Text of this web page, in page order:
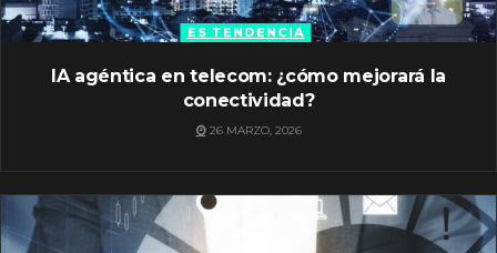
ES TENDENCIA
IA agéntica en telecom: ¿cómo mejorará la
conectividad?
26 MARZO, 2026